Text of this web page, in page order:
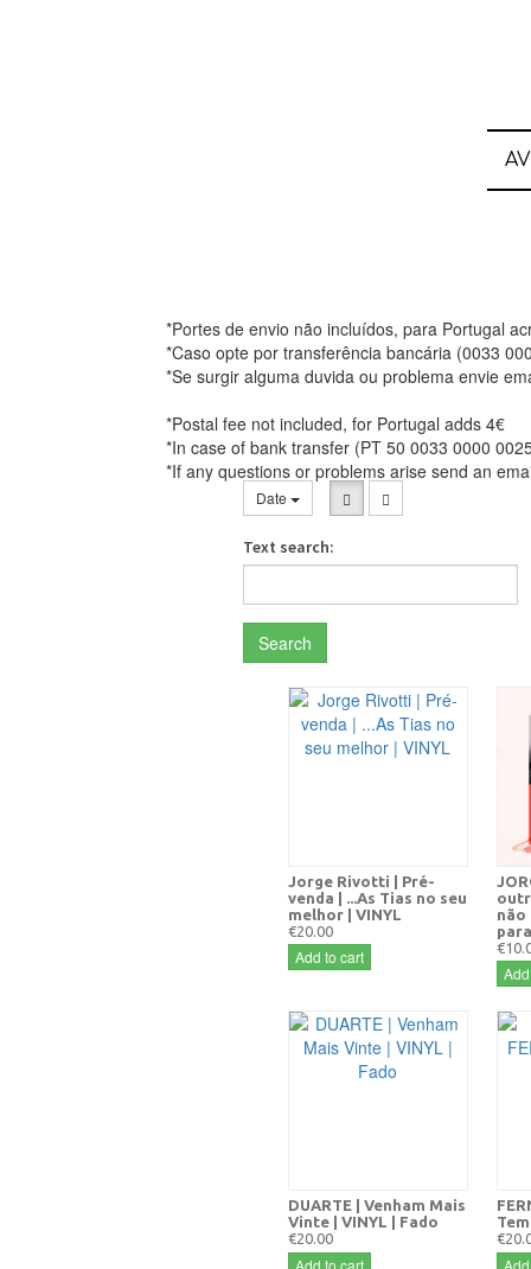
Date
Text search:
Search
Jorge Rivotti | Pré-
venda | ...As Tias no seu
melhor | VINYL
€20.00
Add to cart
não
DUARTE | Venham Mais
Vinte | VINYL | Fado
€20.00
Add to cart
*Portes de envio não incluídos, para Portugal
*Caso opte por transferência bancária (0033
*Se surgir alguma duvida ou problema envie
*Postal fee not included, for Portugal adds 4€
*In case of bank transfer (PT 50 0033 0000
*If any questions or problems arise send an